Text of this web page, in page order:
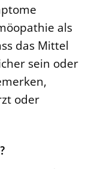
als
das Mittel
sein oder
oder